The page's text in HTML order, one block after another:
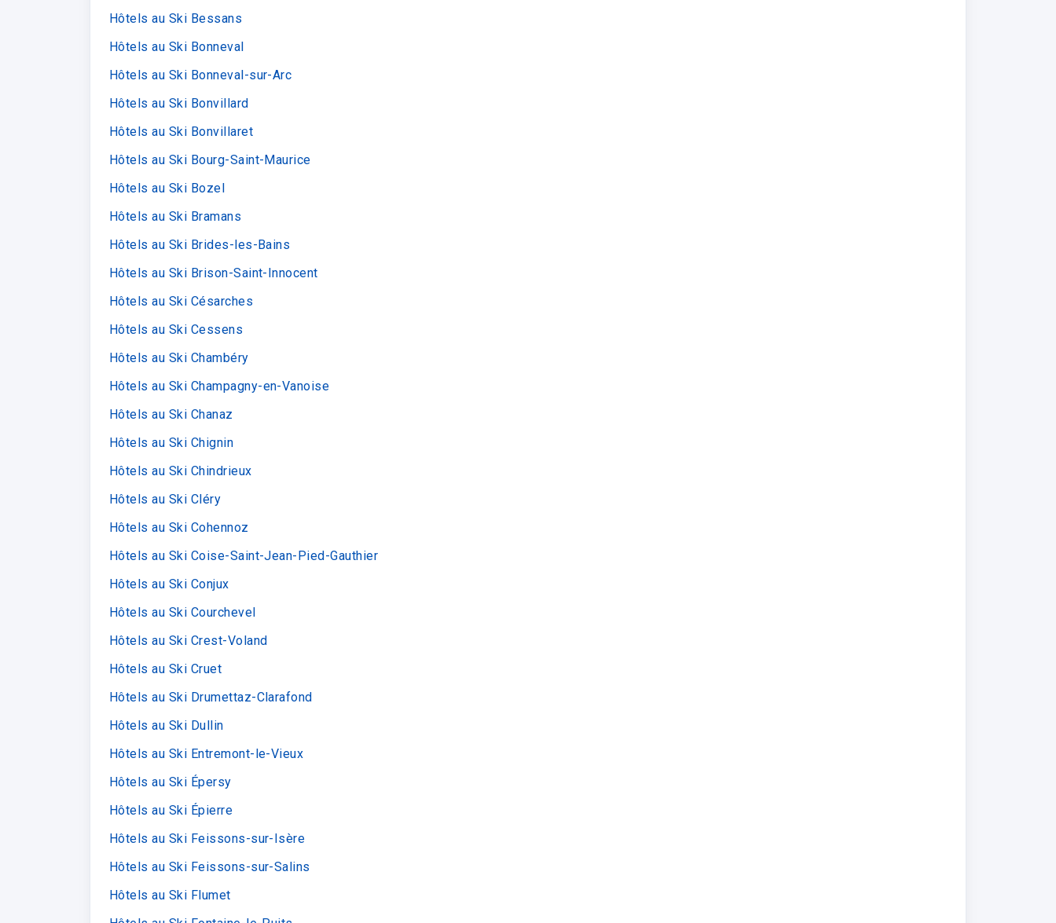
Hôtels au Ski Bessans
Hôtels au Ski Bonneval
Hôtels au Ski Bonneval-sur-Arc
Hôtels au Ski Bonvillard
Hôtels au Ski Bonvillaret
Hôtels au Ski Bourg-Saint-Maurice
Hôtels au Ski Bozel
Hôtels au Ski Bramans
Hôtels au Ski Brides-les-Bains
Hôtels au Ski Brison-Saint-Innocent
Hôtels au Ski Césarches
Hôtels au Ski Cessens
Hôtels au Ski Chambéry
Hôtels au Ski Champagny-en-Vanoise
Hôtels au Ski Chanaz
Hôtels au Ski Chignin
Hôtels au Ski Chindrieux
Hôtels au Ski Cléry
Hôtels au Ski Cohennoz
Hôtels au Ski Coise-Saint-Jean-Pied-Gauthier
Hôtels au Ski Conjux
Hôtels au Ski Courchevel
Hôtels au Ski Crest-Voland
Hôtels au Ski Cruet
Hôtels au Ski Drumettaz-Clarafond
Hôtels au Ski Dullin
Hôtels au Ski Entremont-le-Vieux
Hôtels au Ski Épersy
Hôtels au Ski Épierre
Hôtels au Ski Feissons-sur-Isère
Hôtels au Ski Feissons-sur-Salins
Hôtels au Ski Flumet